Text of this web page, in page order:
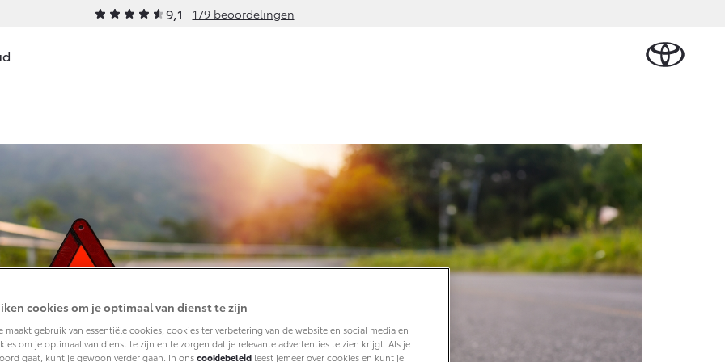
9,1 179 beoordelingen
op Maat
handleidingen
Service
Schade & Glasherstel
Toyota fabrieksgarantie
10 jaar Toyota garantie
10 jaar batterijgarantie
Onderdelen
Accessoires
Banden
Werkplaatsafspraak
maken
Contact en route
cookies om je optimaal van dienst te zijn
maakt gebruik van essentiële cookies, cookies ter verbetering van de website en social media en
om je optimaal van dienst te zijn en te zorgen dat je relevante advertenties te zien krijgt. Als je
gaat, kunt je gewoon verder gaan. In onscookiebeleid leest jemeer over cookies en kunt je